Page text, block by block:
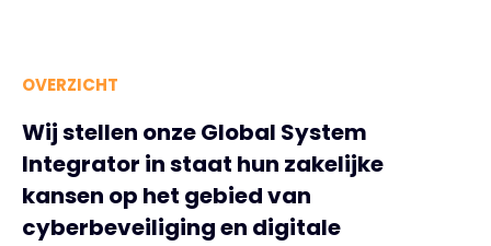
OVERZICHT
Wij stellen onze Global System
Integrator in staat hun zakelijke
kansen op het gebied van
cyberbeveiliging en digitale